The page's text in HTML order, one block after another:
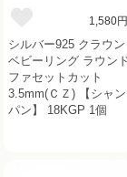
1,580円
シルバー925 クラウン
ベビーリング ラウン
ファセットカット
3.5mm(ＣＺ) 【シャン
パン】 18KGP 1個